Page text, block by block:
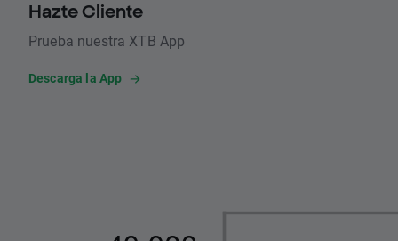
Hazte Cliente
Prueba nuestra XTB App
Descarga la App